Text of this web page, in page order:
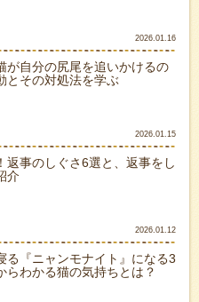
2026.01.16
が自分の尻尾を追いかけるの
とその対処法を学ぶ
2026.01.15
返事のしぐさ6選と、返事をし
介
2026.01.12
る『ニャンモナイト』になる3
らわかる猫の気持ちとは？